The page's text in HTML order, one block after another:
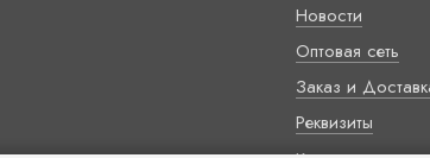
Новости
Оптовая сеть
Заказ и
Реквизиты